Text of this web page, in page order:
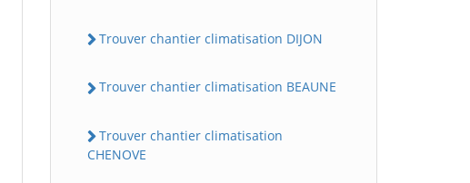
Trouver chantier climatisation DIJON
Trouver chantier climatisation BEAUNE
Trouver chantier climatisation
CHENOVE